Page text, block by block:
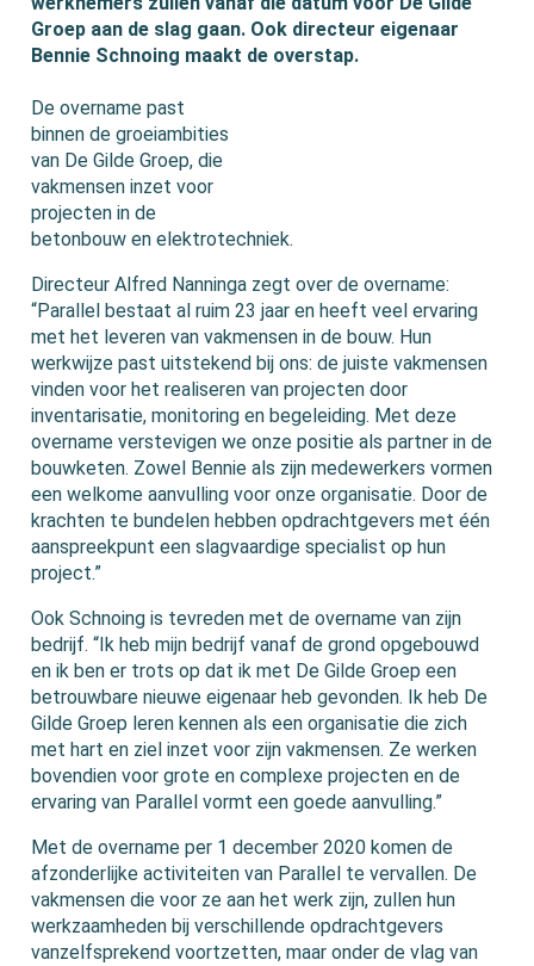
Groep aan de slag gaan. Ook directeur eigenaar
Bennie Schnoing maakt de overstap.
De overname past
binnen de groeiambities
van De Gilde Groep, die
vakmensen inzet voor
projecten in de
betonbouw en elektrotechniek.
Directeur Alfred Nanninga zegt over de overname:
“Parallel bestaat al ruim 23 jaar en heeft veel ervaring
met het leveren van vakmensen in de bouw. Hun
werkwijze past uitstekend bij ons: de juiste vakmensen
vinden voor het realiseren van projecten door
inventarisatie, monitoring en begeleiding. Met deze
overname verstevigen we onze positie als partner in de
bouwketen. Zowel Bennie als zijn medewerkers vormen
een welkome aanvulling voor onze organisatie. Door de
krachten te bundelen hebben opdrachtgevers met één
aanspreekpunt een slagvaardige specialist op hun
project.”
Ook Schnoing is tevreden met de overname van zijn
bedrijf. “Ik heb mijn bedrijf vanaf de grond opgebouwd
en ik ben er trots op dat ik met De Gilde Groep een
betrouwbare nieuwe eigenaar heb gevonden. Ik heb De
Gilde Groep leren kennen als een organisatie die zich
met hart en ziel inzet voor zijn vakmensen. Ze werken
bovendien voor grote en complexe projecten en de
ervaring van Parallel vormt een goede aanvulling.”
Met de overname per 1 december 2020 komen de
afzonderlijke activiteiten van Parallel te vervallen. De
vakmensen die voor ze aan het werk zijn, zullen hun
werkzaamheden bij verschillende opdrachtgevers
vanzelfsprekend voortzetten, maar onder de vlag van